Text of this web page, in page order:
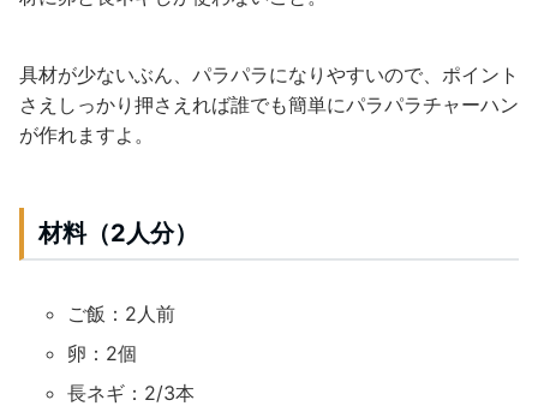
具材が少ないぶん、パラパラになりやすいので、ポイント
さえしっかり押さえれば誰でも簡単にパラパラチャーハン
が作れますよ。
材料（2人分）
ご飯：2人前
卵：2個
長ネギ：2/3本